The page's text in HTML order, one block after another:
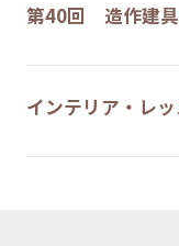
第40回 造作建
インテリア・レ